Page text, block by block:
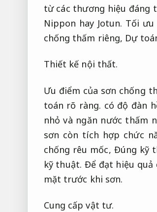
từ các thương hiệu đáng
Nippon hay Jotun. Tối ưu
chống thấm riêng, Dự
Thiết kế nội thất.
Ưu điểm của sơn chống
toán rõ ràng. có độ đàn
nhỏ và ngăn nước thấm
sơn còn tích hợp chức
chống rêu mốc, Đúng kỹ
kỹ thuật. Để đạt hiệu quả
mặt trước khi sơn.
Cung cấp vật tư.